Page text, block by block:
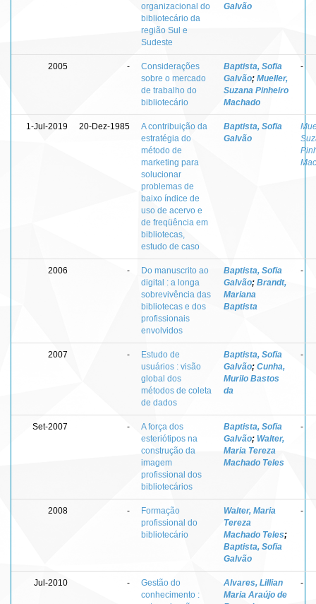
organizacional do
bibliotecário da
região Sul e
Sudeste
Galvão
2005 -
Considerações
sobre o mercado
de trabalho do
bibliotecário
Baptista, Sofia
Galvão; Mueller,
Suzana Pinheiro
Machado
-
1-Jul-2019 20-Dez-1985
A contribuição da
estratégia do
método de
marketing para
solucionar
problemas de
baixo índice de
uso de acervo e
de freqüência em
bibliotecas,
estudo de caso
Baptista, Sofia
Galvão
2006 -
Do manuscrito ao
digital : a longa
sobrevivência das
bibliotecas e dos
profissionais
envolvidos
Baptista, Sofia
Galvão; Brandt,
Mariana
Baptista
-
2007 -
Estudo de
usuários : visão
global dos
métodos de coleta
de dados
Baptista, Sofia
Galvão; Cunha,
Murilo Bastos
da
-
Set-2007 -
A força dos
esteriótipos na
construção da
imagem
profissional dos
bibliotecários
Baptista, Sofia
Galvão; Walter,
Maria Tereza
Machado Teles
-
2008 -
Formação
profissional do
bibliotecário
Walter, Maria
Tereza
Machado Teles;
Baptista, Sofia
Galvão
-
Jul-2010 -
Gestão do
conhecimento :
Alvares, Lillian
Maria Araújo de
-